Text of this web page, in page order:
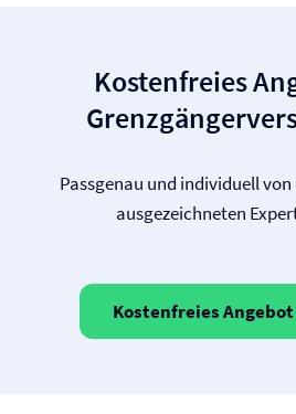
Kostenfreies
Passgenau und individuell
ausgezeichneten
Kostenfreies